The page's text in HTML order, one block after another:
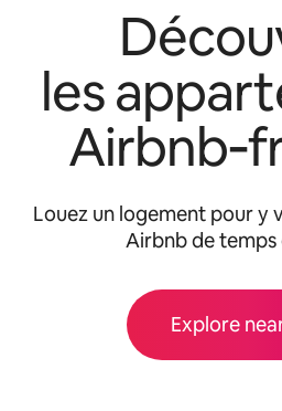
les
Louez un logement pour y
Airbnb de temps
Explore